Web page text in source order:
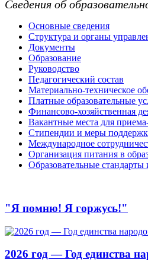
Сведения об
Основные сведения
Структура и органы
Документы
Образование
Руководство
Педагогический состав
Материально-техническое
Платные образовательные
Финансово-хозяйственная
Вакантные места для
Стипендии и меры
Международное
Организация питания в
Образовательные стандарты
"Я помню! Я горжусь!"
2026 год — Год единства